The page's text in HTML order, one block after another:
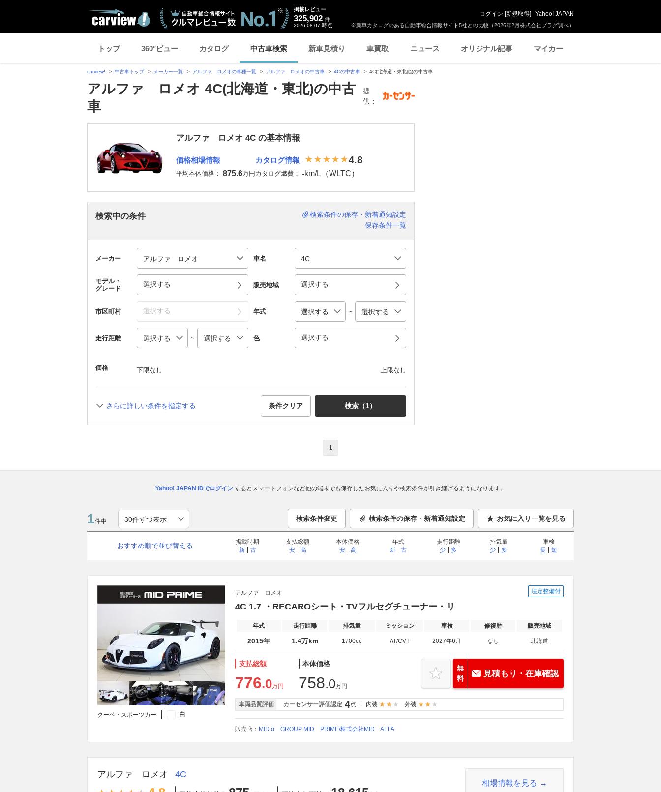
※新車カタログのある自動車総合情報サイト5社との比較（2026年2月株式会社プラグ調べ）
掲載レビュー
325,902 件
2026.08.07 時点
ログイン [新規取得] Yahoo! JAPAN
トップ 360°ビュー カタログ 中古車検索 新車見積り 車買取 ニュース オリジナル記事 マイカー
carview! 中古車トップ メーカー一覧 アルファ ロメオの車種一覧 アルファ ロメオの中古車 4Cの中古車 4C(北海道・東北他)の中古車
アルファ ロメオ 4C(北海道・東北)の中古
車
提
供：
アルファ ロメオ 4C の基本情報
価格相場情報
平均本体価格： 875.6万円
カタログ情報 4.8
カタログ燃費： -km/L（WLTC）
検索中の条件
検索条件の保存・新着通知設定
保存条件一覧
メーカー 車名
モデル・
グレード
選択する 販売地域 選択する
市区町村 選択する 年式 ～
走行距離 ～ 色 選択する
価格 下限なし 上限なし
さらに詳しい条件を指定する 条件クリア 検索（1）
1
Yahoo! JAPAN IDでログインするとスマートフォンなど他の端末でも保存したお気に入りや検索条件が引き継げるようになります。
1件中 検索条件変更 検索条件の保存・新着通知設定 お気に入り一覧を見る
おすすめ順で並び替える
掲載時期
新
古
支払総額
安
高
本体価格
安
高
年式
新
古
走行距離
少
多
排気量
少
多
車検
長
短
クーペ・スポーツカー 白
アルファ ロメオ 法定整備付
4C 1.7 ・RECAROシート・TVフルセグチューナー・リ
年式 走行距離 排気量 ミッション 車検 修復歴 販売地域
2015年 1.4万km 1700cc AT/CVT 2027年6月 なし 北海道
支払総額
776.0万円
本体価格
758.0万円
無
料
見積もり・在庫確認
車両品質評価 カーセンサー評価認定 4点 内装: 外装:
販売店： MID.α GROUP MID PRIME/株式会社MID ALFA
アルファ ロメオ 4C
相場情報を見る